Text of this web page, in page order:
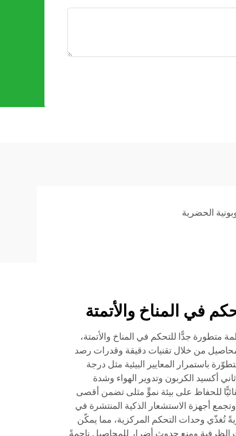
الحضرية
في المناخ والأتمتة
متطورة جدًّا للتحكم في المناخ والأتمتة،
من خلال تقنيات دقيقة وقدرات رصد
باستمرار المعايير البيئية مثل درجة
أكسيد الكربون وتدوير الهواء وشدة
للحفاظ على بيئة نموٍّ مثلى تضمن أقصى
أجهزة الاستشعار الذكية المنتشرة في
تُغذّي وحدات التحكم المركزية، مما يمكّن
الظرفية ومنع حدوث أضرارٍ للمحاصيل ناجمةً